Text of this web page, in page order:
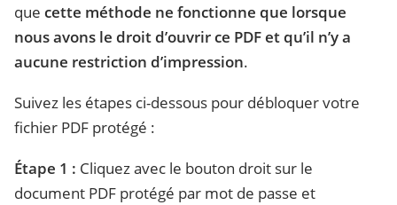
que cette méthode ne fonctionne que lorsque
nous avons le droit d’ouvrir ce PDF et qu’il n’y a
aucune restriction d’impression.
Suivez les étapes ci-dessous pour débloquer votre
fichier PDF protégé :
Étape 1 : Cliquez avec le bouton droit sur le
document PDF protégé par mot de passe et